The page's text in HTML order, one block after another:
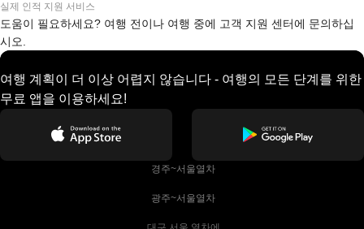
실제 인적 지원 서비스
도움이 필요하세요? 여행 전이나 여행 중에 고객 지원 센터에 문의하십
시오.
여행 계획이 더 이상 어렵지 않습니다 - 여행의 모든 단계를 위한
무료 앱을 이용하세요!
경주~서울열차
광주~서울열차